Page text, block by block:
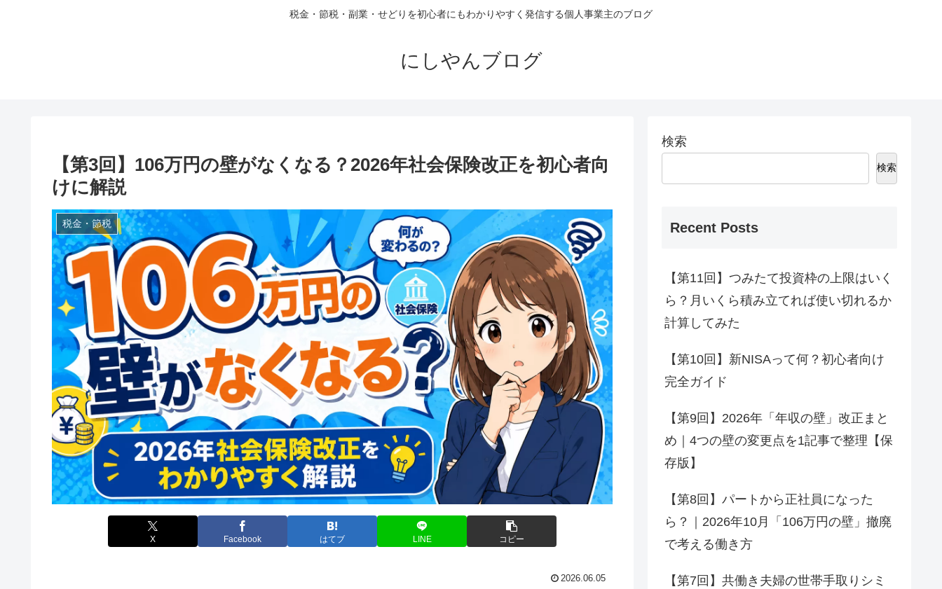
税金・節税・副業・せどりを初心者にもわかりやすく発信する個人事業主のブログ
にしやんブログ
【第3回】106万円の壁がなくなる？2026年社会保険改正を初心者向
けに解説
税金・節税
X Facebook はてブ LINE コピー
2026.06.05
検索
検索
Recent Posts
【第11回】つみたて投資枠の上限はいく
ら？月いくら積み立てれば使い切れるか
計算してみた
【第10回】新NISAって何？初心者向け
完全ガイド
【第9回】2026年「年収の壁」改正まと
め｜4つの壁の変更点を1記事で整理【保
存版】
【第8回】パートから正社員になった
ら？｜2026年10月「106万円の壁」撤廃
で考える働き方
【第7回】共働き夫婦の世帯手取りシミ